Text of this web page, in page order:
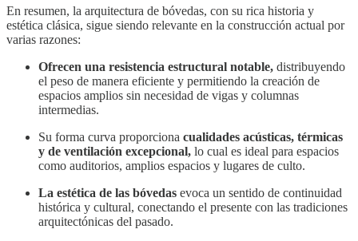
En resumen, la arquitectura de bóvedas, con su rica historia y
estética clásica, sigue siendo relevante en la construcción actual por
varias razones:
Ofrecen una resistencia estructural notable, distribuyendo
el peso de manera eficiente y permitiendo la creación de
espacios amplios sin necesidad de vigas y columnas
intermedias.
Su forma curva proporciona cualidades acústicas, térmicas
y de ventilación excepcional, lo cual es ideal para espacios
como auditorios, amplios espacios y lugares de culto.
La estética de las bóvedas evoca un sentido de continuidad
histórica y cultural, conectando el presente con las tradiciones
arquitectónicas del pasado.